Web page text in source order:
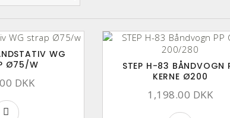
WG
Ø75/W
DKK
STEP H-83 BÅNDVOGN
KERNE Ø200
1,198.00 DKK